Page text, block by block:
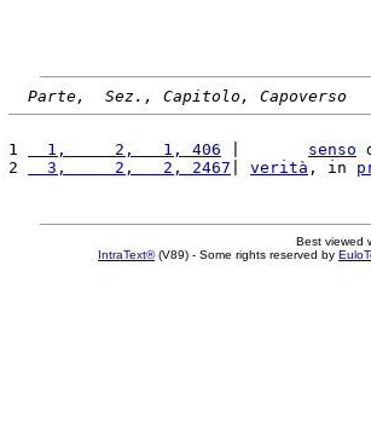
Parte,  Sez., Capitolo, Capoverso
1
  1,     2,   1, 406
senso
2
  3,     2,   2, 2467
verità , in
Best viewed
IntraText®(V89) - Some rights reserved by